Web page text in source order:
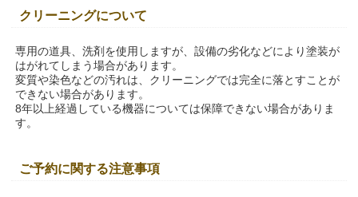
クリーニングについて
専用の道具、洗剤を使用しますが、設備の劣化などにより塗装が
はがれてしまう場合があります。
変質や染色などの汚れは、クリーニングでは完全に落とすことが
できない場合があります。
8年以上経過している機器については保障できない場合がありま
す。
ご予約に関する注意事項